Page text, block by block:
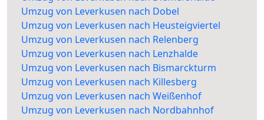
Umzug von Leverkusen nach Dobel
Umzug von Leverkusen nach Heusteigviertel
Umzug von Leverkusen nach Relenberg
Umzug von Leverkusen nach Lenzhalde
Umzug von Leverkusen nach Bismarckturm
Umzug von Leverkusen nach Killesberg
Umzug von Leverkusen nach Weißenhof
Umzug von Leverkusen nach Nordbahnhof